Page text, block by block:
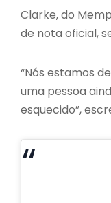
Clarke, do
de nota oficial,
“Nós estamos
uma pessoa
esquecido”,